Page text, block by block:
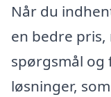
Når du
en bedre pris,
spørgsmål og
løsninger,